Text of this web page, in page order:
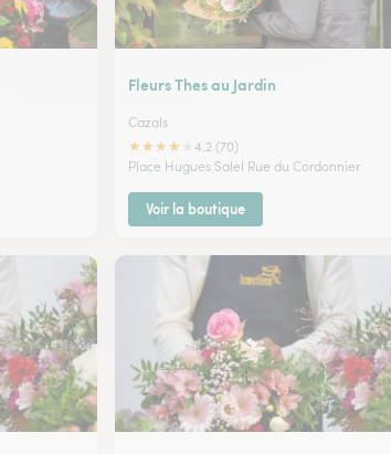
Fleurs Thes au Jardin
Cazals
★★★★
4.2 (70)
Place Hugues Salel Rue du Cordonnier
Voir la boutique